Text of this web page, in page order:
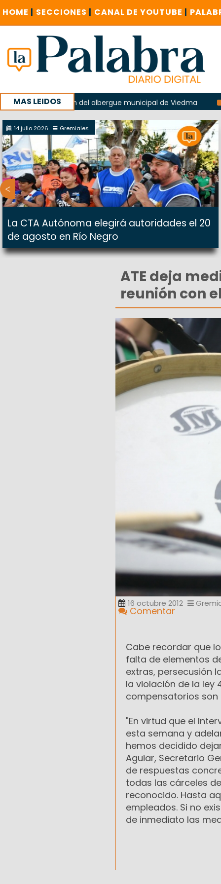
HOME | SECCIONES | CANAL DE YOUTUBE |
MAS LEIDOS
explosión del albergue municipal de Viedma La
con un encuentro provincial en Roca
14 julio 2026 Gremiales
La CTA Autónoma elegirá autoridades el 20
de agosto en Río Negro
ATE deja
reunión con el
16 octubre 2012
Comentar
Cabe recordar que
falta de elementos
extras, persecusión
la violación de la ley
compensatorios
"En virtud que el
esta semana y
hemos decidido
Aguiar, Secretario
de respuestas
todas las cárceles
reconocido. Hasta
empleados. Si no
de inmediato las